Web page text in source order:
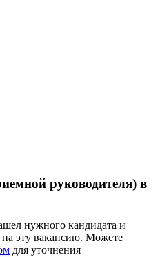
руководителя) в
нужного кандидата и
эту вакансию. Можете
для уточнения